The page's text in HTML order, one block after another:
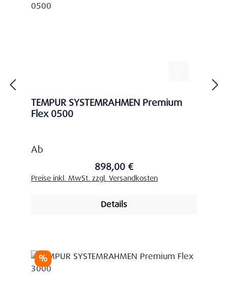
TEMPUR SYSTEMRAHMEN Premium
Flex 0500
Regulärer Preis:
Ab
898,00 €
Preise inkl. MwSt. zzgl. Versandkosten
Details
Rabatt
%